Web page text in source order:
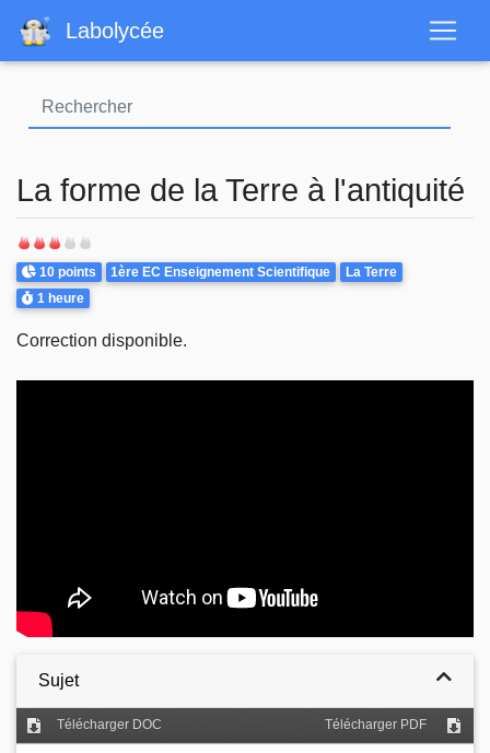
contenu
Labolycée
La forme de la Terre à l'antiquité
Points
10 points Theme
1ère EC Enseignement Scientifique La Terre
Durée
1 heure
Correction disponible.
Sujet